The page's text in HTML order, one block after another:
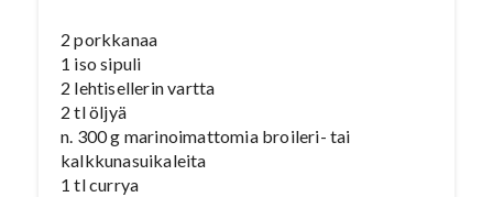
2 porkkanaa
1 iso sipuli
2 lehtisellerin vartta
2 tl öljyä
n. 300 g marinoimattomia broileri- tai
kalkkunasuikaleita
1 tl currya